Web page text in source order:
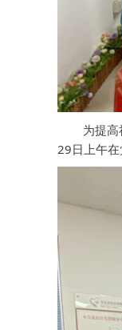
为提
29日上午在